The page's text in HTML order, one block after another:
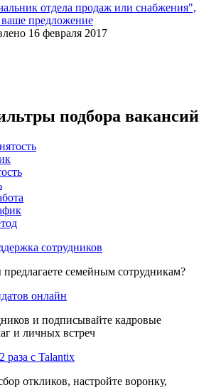
отдела продаж или снабжения",
предложение
16 февраля 2017
подбора вакансий
сотрудников
семейным сотрудникам?
онлайн
и подписывайте кадровые
и личных встреч
раза с Talantix
откликов, настройте воронку,